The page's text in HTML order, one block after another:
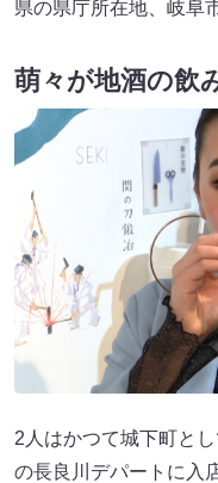
県の県庁所在地、岐阜
萌々が地酒の飲
2人はかつて城下町と
の長良川デパートに入